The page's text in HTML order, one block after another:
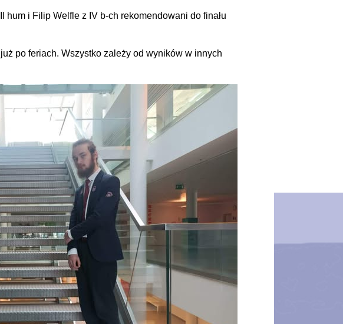
i Filip Welfle z IV b-ch rekomendowani do finału
po feriach. Wszystko zależy od wyników w innych